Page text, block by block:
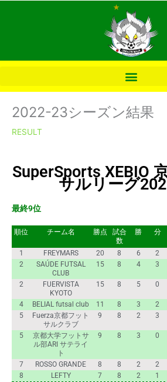
2022-23シーズン結果
RESULT
SuperSports XEBIO
サルリーグ
最終9位
順位 チーム名 勝点
試合
数
勝 分
1
FREYMARS 20 8 6 2
2
SAÚDE FUTSAL
CLUB
15 8 4 3
2
FUERVISTA
KYOTO
15 8 5 0
4 BELIAL futsal club 11 8 3 2
5
Fuerza京都フット
サルクラブ
9 8 2 3
5
京都大学フットサ
ル部ARI サテライ
ト
9 8 3 0
7 ROSSO GRANDE 8 8 2 2
8
LEFTY 7 8 2 1